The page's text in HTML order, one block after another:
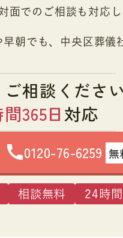
面でのご相談も対応し
朝でも、 中央区葬儀
ご相談ください
365日対応
0120-76-6259 無
相談無料 24時